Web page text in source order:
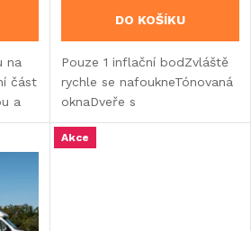
na
část
a
DO KOŠÍKU
Pouze 1 inflační bodZvláště
rychle se nafoukneTónovaná
oknaDveře s
moskytiérouOkna s funkcí
verandyVzduchové čerpadlo
Akce